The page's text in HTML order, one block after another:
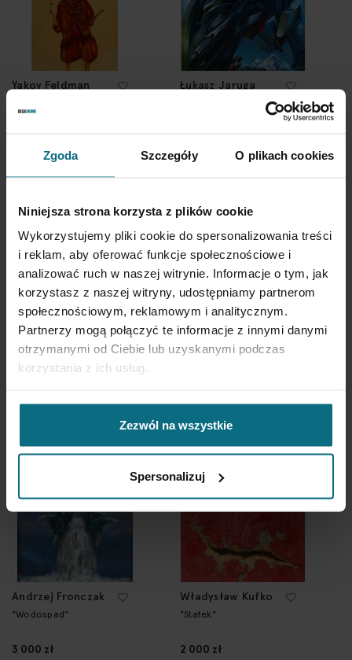
Zgoda Szczegóły O plikach cookies
Niniejsza strona korzysta z plików cookie
Wykorzystujemy pliki cookie do spersonalizowania treści
i reklam, aby oferować funkcje społecznościowe i
analizować ruch w naszej witrynie. Informacje o tym, jak
korzystasz z naszej witryny, udostępniamy partnerom
społecznościowym, reklamowym i analitycznym.
Partnerzy mogą połączyć te informacje z innymi danymi
otrzymanymi od Ciebie lub uzyskanymi podczas
korzystania z ich usług.
Zezwól na wszystkie
Spersonalizuj
Yakov Feldman Łukasz Jaruga
Marek Ałaszewski
Bez tytułu
Zdzisław Struzik
Pustka
Andrzej Fronczak
"Wodospad"
3 000 zł
Władysław Kufko
"Statek"
2 000 zł